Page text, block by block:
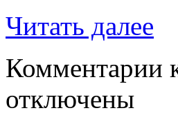
Читать далее
Комментарии
отключены